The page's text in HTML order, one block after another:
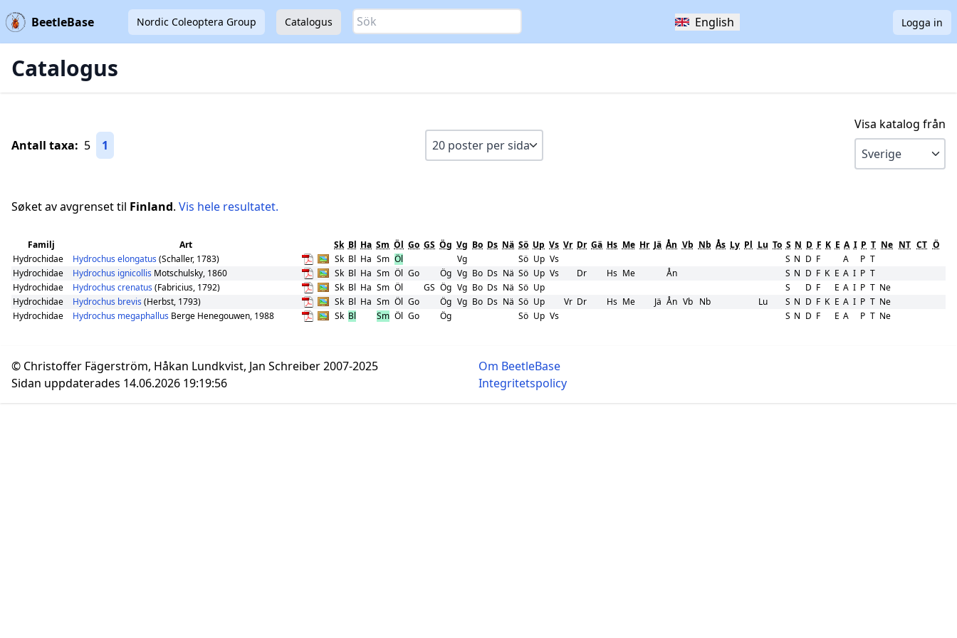
BeetleBase Nordic Coleoptera Group Catalogus Sök English Logga in
Catalogus
Antall taxa: 5 1
Visa katalog från
Søket av avgrenset til Finland. Vis hele resultatet.
Familj Art Sk Bl Ha Sm Öl Go GS Ög Vg Bo Ds Nä Sö Up Vs Vr Dr Gä Hs Me Hr Jä Ån Vb Nb Ås Ly Pl Lu To S N D F K E A I P T Ne NT CT Ö
Hydrochidae
Hydrochus elongatus (Schaller, 1783) Sk Bl Ha Sm Öl Vg Sö Up Vs S N D F A P T
Hydrochidae
Hydrochus ignicollis Motschulsky, 1860 Sk Bl Ha Sm Öl Go Ög Vg Bo Ds Nä Sö Up Vs Dr Hs Me Ån S N D F K E A I P T
Hydrochidae
Hydrochus crenatus (Fabricius, 1792) Sk Bl Ha Sm Öl GS Ög Vg Bo Ds Nä Sö Up S D F E A I P T Ne
Hydrochidae
Hydrochus brevis (Herbst, 1793) Sk Bl Ha Sm Öl Go Ög Vg Bo Ds Nä Sö Up Vr Dr Hs Me Jä Ån Vb Nb Lu S N D F K E A I P T Ne
Hydrochidae
Hydrochus megaphallus Berge Henegouwen, 1988 Sk Bl Sm Öl Go Ög Sö Up Vs S N D F E A P T Ne
© Christoffer Fägerström, Håkan Lundkvist, Jan Schreiber 2007-2025
Sidan uppdaterades 14.06.2026 19:19:56
Om BeetleBase
Integritetspolicy